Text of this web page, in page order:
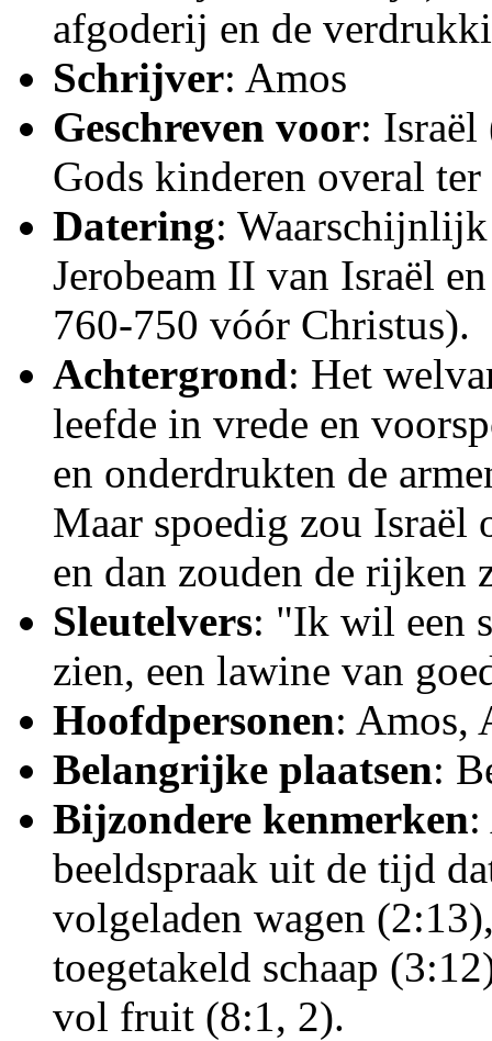
afgoderij en de
Schrijver: Amos
Geschreven voor:
Gods kinderen overal
Datering:
Jerobeam II van Israël
760-750 vóór Christus).
Achtergrond: Het
leefde in vrede en
en onderdrukten de
Maar spoedig zou Israël
en dan zouden de rijken
Sleutelvers: "Ik wil een
zien, een lawine van
Hoofdpersonen: Amos,
Belangrijke plaatsen:
Bijzondere kenmerken:
beeldspraak uit de tijd
volgeladen wagen
toegetakeld schaap
vol fruit (8:1, 2).